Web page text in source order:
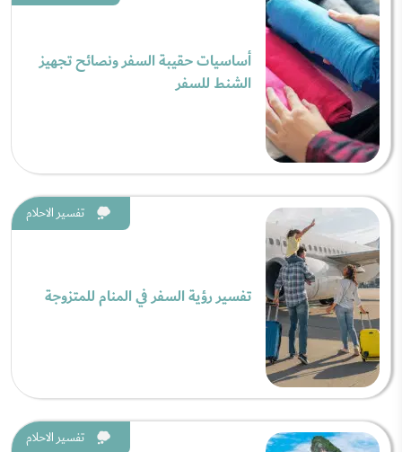
أساسيات حقيبة السفر ونصائح تجهيز
الشنط للسفر
تفسير الاحلام
تفسير رؤية السفر في المنام للمتزوجة
تفسير الاحلام